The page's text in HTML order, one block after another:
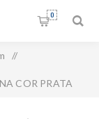
0
/
COR PRATA